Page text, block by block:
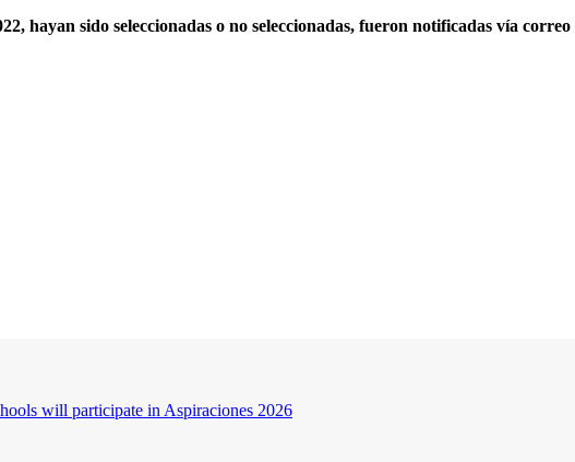
hayan sido seleccionadas o no seleccionadas, fueron notificadas vía